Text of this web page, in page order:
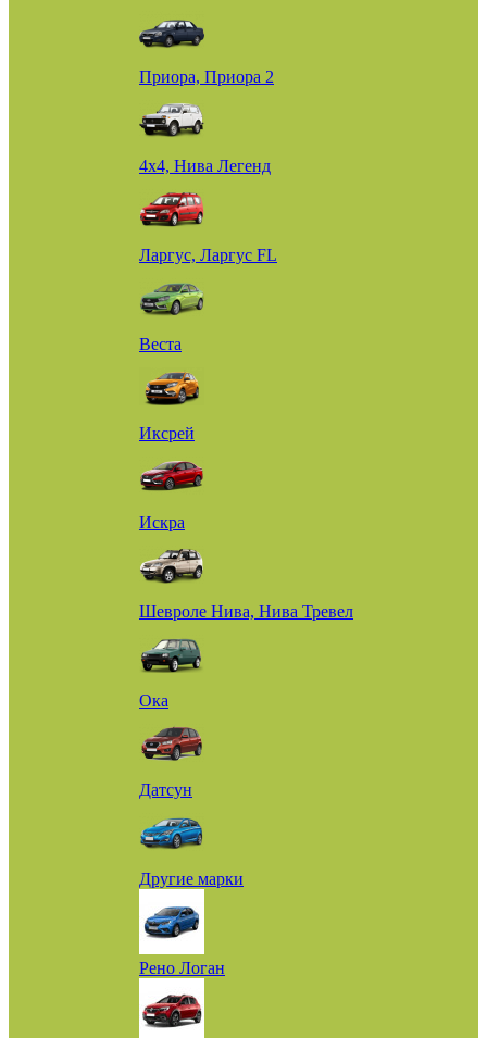
Приора, Приора 2
4х4, Нива Легенд
Ларгус, Ларгус FL
Веста
Иксрей
Искра
Шевроле Нива, Нива Тревел
Ока
Датсун
Другие марки
Рено Логан